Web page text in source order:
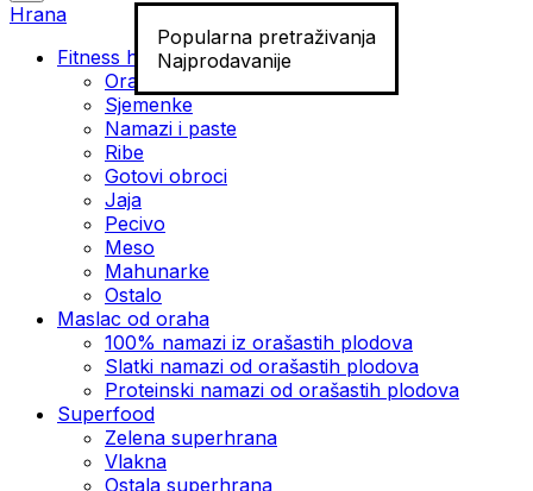
Popularna pretraživanja
Najprodavanije
Hrana
Fitness hrana
Orašasti plodovi
Sjemenke
Namazi i paste
Ribe
Gotovi obroci
Jaja
Pecivo
Meso
Mahunarke
Ostalo
Maslac od oraha
100% namazi iz orašastih plodova
Slatki namazi od orašastih plodova
Proteinski namazi od orašastih plodova
Superfood
Zelena superhrana
Vlakna
Ostala superhrana